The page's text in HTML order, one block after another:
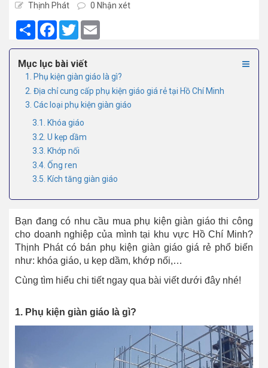
Thịnh Phát 0 Nhận xét
Share Facebook
Twitter
Mục lục bài viết
1. Phụ kiện giàn giáo là gì?
2. Địa chỉ cung cấp phụ kiện giáo giá rẻ tại Hồ Chí Minh
3. Các loại phụ kiện giàn giáo
3.1. Khóa giáo
3.2. U kẹp dầm
3.3. Khớp nối
3.4. Ống ren
3.5. Kích tăng giàn giáo
Bạn đang có nhu cầu mua phụ kiện giàn giáo thi công
cho doanh nghiệp của mình tại khu vực Hồ Chí Minh?
Thịnh Phát có bán phụ kiện giàn giáo giá rẻ phổ biến
như: khóa giáo, u kẹp dầm, khớp nối,…
Cùng tìm hiểu chi tiết ngay qua bài viết dưới đây nhé!
1. Phụ kiện giàn giáo là gì?